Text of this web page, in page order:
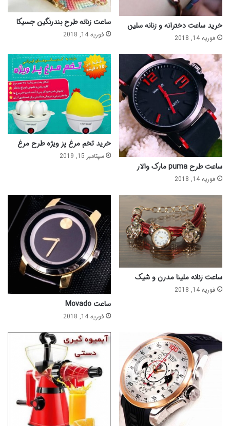
خرید ساعت دخترانه و زنانه سلین
فوریه 14, 2018
ساعت زنانه طرح بندرنگین جسیکا
فوریه 14, 2018
ساعت طرح puma مارک والار
فوریه 14, 2018
خرید تخم مرغ پز ویژه طرح مرغ
سپتامبر 15, 2019
ساعت زنانه ملینا مدرن و شیک
فوریه 14, 2018
ساعت Movado
فوریه 14, 2018